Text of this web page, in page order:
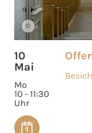
©
10
Mai
Mo
10 - 11:30
Uhr